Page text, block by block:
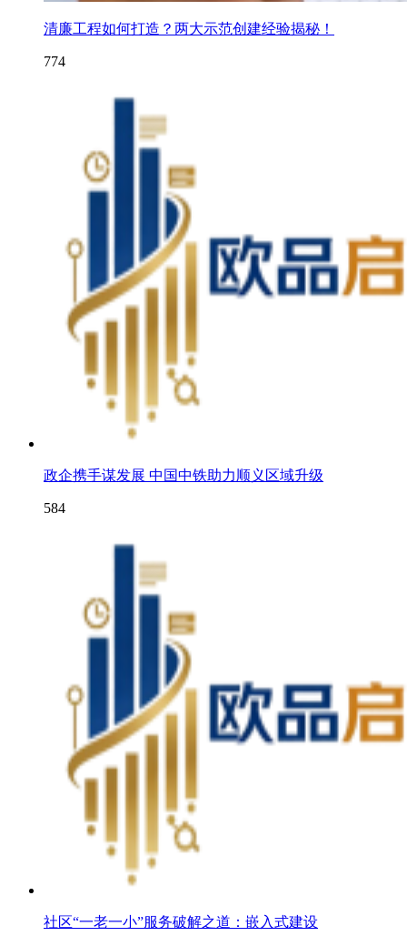
清廉工程如何打造？两大示范创建经验揭秘！
774
政企携手谋发展 中国中铁助力顺义区域升级
584
社区“一老一小”服务破解之道：嵌入式建设